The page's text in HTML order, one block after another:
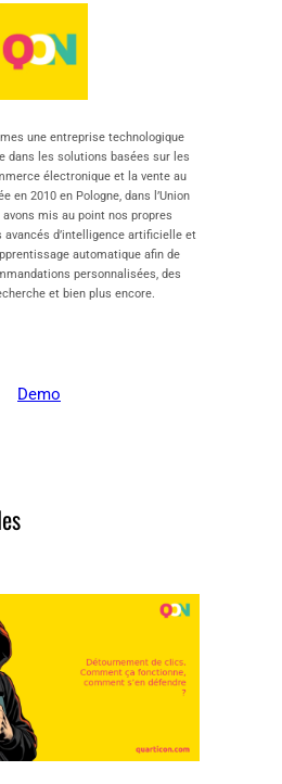
une entreprise technologique
dans les solutions basées sur les
électronique et la vente au
en 2010 en Pologne, dans l’Union
avons mis au point nos propres
d’intelligence artificielle et
automatique afin de
personnalisées, des
et bien plus encore.
Demo